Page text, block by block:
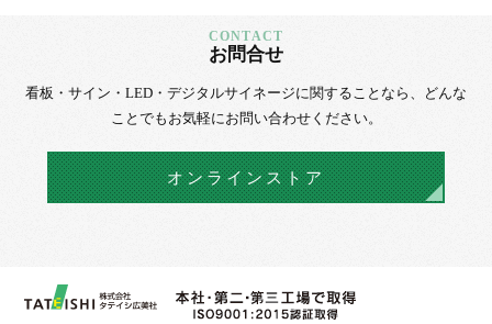
お問合せ
看板・サイン・LED・デジタルサイネージに関することなら、
どんな
ことでもお気軽にお問い合わせください。
オンラインストア